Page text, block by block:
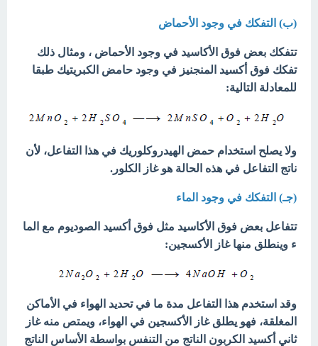
(ب) التفكك في وجود الأحماض
تتفكك بعض فوق الأكاسيد في وجود الأحماض ، ومثال ذلك
تفكك فوق أكسيد المنجنيز في وجود حامض الكبريتيك طبقا
للمعادلة التالية:
ولا يصلح استخدام حمض الهيدروكلوريك في هذا التفاعل، لأن
ناتج التفاعل في هذه الحالة هو غاز الكلور.
(جـ) التفكك في وجود الماء
تتفاعل بعض فوق الأكاسيد مثل فوق أكسيد الصوديوم مع الما
ء وينطلق منها غاز الأكسجين:
وقد استخدم هذا التفاعل مدة ما في تحديد الهواء في الأماكن
المغلقة، فهو يطلق غاز الأكسجين في الهواء، ويمتص منه غاز
ثاني أكسيد الكربون الناتج من التنفس بواسطة الأساس الناتج